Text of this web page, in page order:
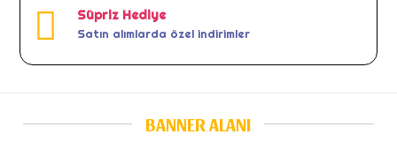
Süpriz Hediye
Satın alımlarda özel indirimler
BANNER ALANI